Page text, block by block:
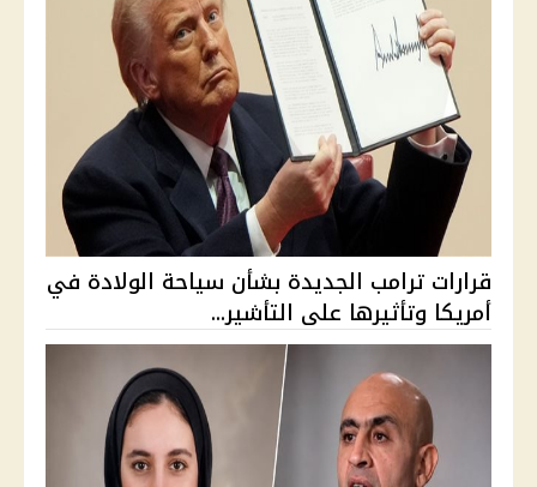
قرارات ترامب الجديدة بشأن سياحة الولادة في
أمريكا وتأثيرها على التأشير...